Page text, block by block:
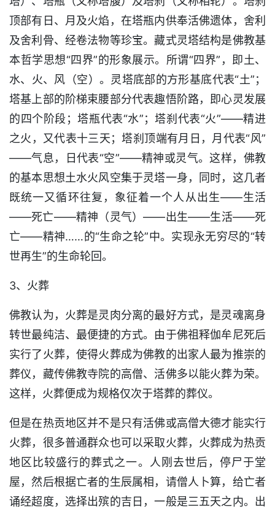
顶部有日、月及火焰，在塔瓶内供奉活佛遗体，舍利
及舍利骨、经卷法物等珍宝。藏式灵塔结构是佛教基
本哲学思想“四界”的形象展示。所谓“四界”，即土、
水、火、风（空）。灵塔底部的方形基底代表“土”；
塔基上部的阶梯束腰部分代表趣悟阶路，即心灵发展
的四个阶段；塔瓶代表“水”；塔刹代表“火”——精进
之火，又代表十三天；塔刹顶端有月日，月代表“风”
——气息，日代表“空”——精神或灵气。这样，佛教
的基本思想土水火风空集于灵塔一身，同时，这几者
既统一又循环往复，象征着一个人从出生——生活
——死亡——精神（灵气）——出生——生活——死
亡——精神……的“生命之轮”中。实现永无穷尽的“转
世再生”的生命轮回。
3、火葬
佛教认为，火葬是灵肉分离的最好方式，是灵魂离身
转世最纯洁、最便捷的方式。由于佛祖释伽牟尼死后
实行了火葬，使得火葬成为佛教的出家人最为推崇的
葬仪，藏传佛教寺院的高僧、活佛多以能火葬为荣。
这样，火葬便成为规格仅次于塔葬的葬仪。
但是在热贡地区并不是只有活佛或高僧大德才能实行
火葬，很多普通群众也可以采取火葬，火葬成为热贡
地区比较盛行的葬式之一。人刚去世后，停尸于堂
屋，然后根据亡者的生辰属相，请僧人卜算，给亡者
诵经超度，选择出殡的吉日，一般是三五天之内。出